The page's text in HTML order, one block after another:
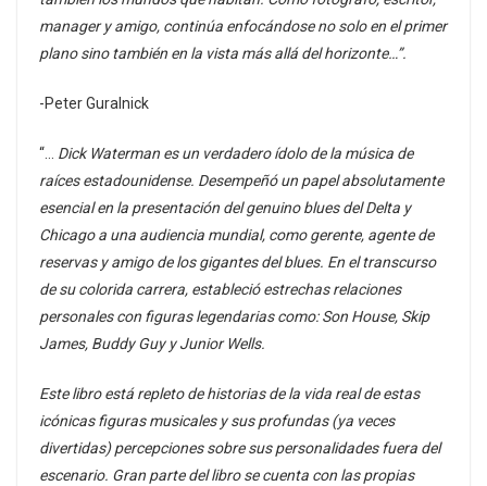
manager y amigo, continúa enfocándose no solo en el primer
plano sino también en la vista más allá del horizonte…”.
-Peter Guralnick
“… Dick Waterman es un verdadero ídolo de la música de
raíces estadounidense. Desempeñó un papel absolutamente
esencial en la presentación del genuino blues del Delta y
Chicago a una audiencia mundial, como gerente, agente de
reservas y amigo de los gigantes del blues. En el transcurso
de su colorida carrera, estableció estrechas relaciones
personales con figuras legendarias como: Son House, Skip
James, Buddy Guy y Junior Wells.
Este libro está repleto de historias de la vida real de estas
icónicas figuras musicales y sus profundas (ya veces
divertidas) percepciones sobre sus personalidades fuera del
escenario. Gran parte del libro se cuenta con las propias